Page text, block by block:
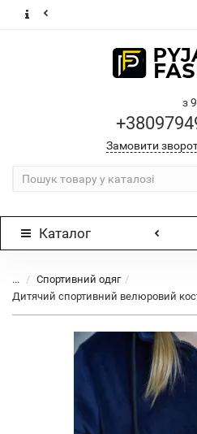
з
Замовити
Каталог
...
Спортивний одяг
Дитячий спортивний велюровий